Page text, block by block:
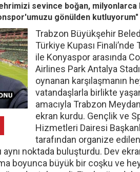
sevince boğan,
gönülden kutluyorum"
Trabzon Büyükşehir
Türkiye Kupası
ile Konyaspor arasında
Airlines Park Antalya
oynanan karşılaşmanın
vatandaşlarla birlikte
amacıyla Trabzon
ekran kurdu. Gençlik ve
Hizmetleri Dairesi
tarafından organize
noktada buluşturdu. Dev
boyunca büyük bir coşku ve